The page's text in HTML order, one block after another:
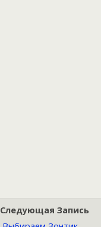
Следующая Запись